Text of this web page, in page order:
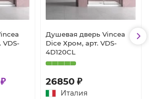
VDS-
Душевая дверь Vincea
Dice Хром, арт. VDS-
4D120CL
26850 ₽
Италия